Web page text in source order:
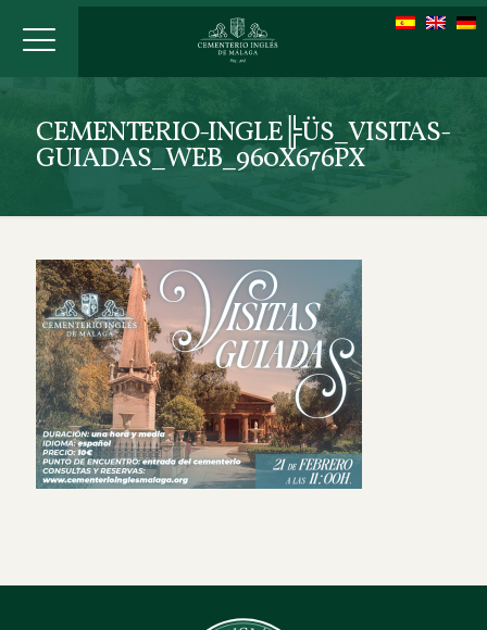
CEMENTERIO-INGLE╠ÜS_VISITAS-
GUIADAS_WEB_960X676PX